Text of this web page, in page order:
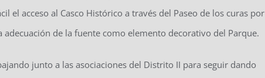
el acceso al Casco Histórico a través del Paseo de los curas por
adecuación de la fuente como elemento decorativo del Parque.
junto a las asociaciones del Distrito II para seguir dando